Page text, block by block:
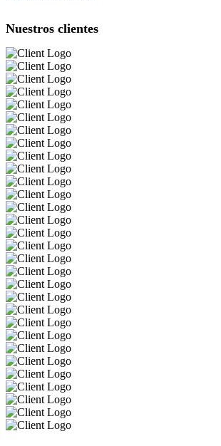
Nuestros clientes